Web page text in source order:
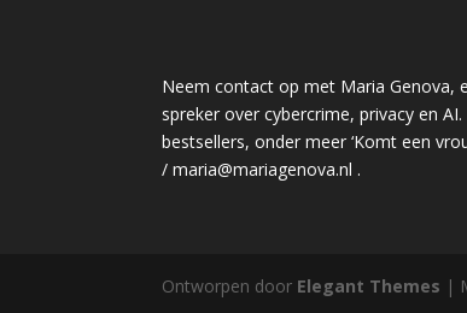
Neem contact op met Maria Genova,
spreker over cybercrime, privacy en
bestsellers, onder meer ‘Komt een
/maria@mariagenova.nl .
Ontworpen door Elegant Themes |